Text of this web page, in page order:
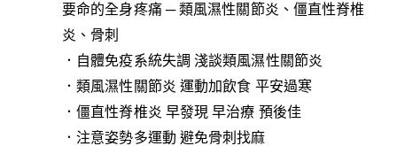
要命的全身疼痛 ─ 類風濕性關節炎、僵直性脊椎
炎、骨刺
．自體免疫系統失調 淺談類風濕性關節炎
．類風濕性關節炎 運動加飲食 平安過寒
．僵直性脊椎炎 早發現 早治療 預後佳
．注意姿勢多運動 避免骨刺找麻